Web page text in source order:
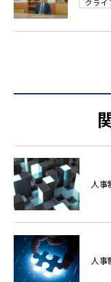
クライ
人事
人事